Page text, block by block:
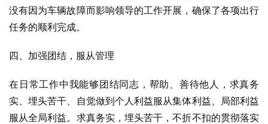
没有因为车辆故障而影响领导的工作开展，确保了各项出行
任务的顺利完成。
四、加强团结，服从管理
在日常工作中我能够团结同志，帮助、善待他人，求真务
实、埋头苦干、自觉做到个人利益服从集体利益、局部利益
服从全局利益。求真务实，埋头苦干，不折不扣的贯彻落实